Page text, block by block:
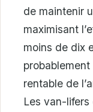
de maintenir
maximisant
moins de dix
probablement
rentable de
Les van-lifers